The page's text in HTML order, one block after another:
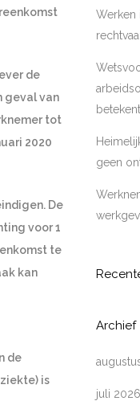
de
geval van
tot
2020
De
voor 1
te
kan
de
is
Werken
geen
Archief
juli 2026